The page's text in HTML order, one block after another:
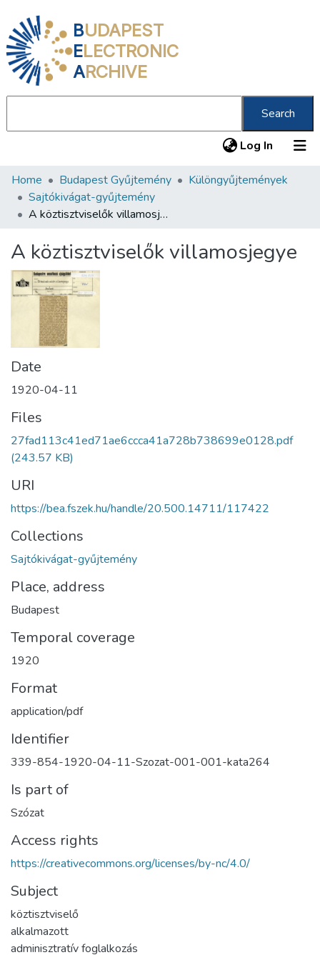
BUDAPEST
ELECTRONIC
ARCHIVE
Search
Log In (current)
Communities & Collections
All of DSpace
About us
Home Budapest Gyűjtemény
Különgyűjtemények
Sajtókivágat-gyűjtemény
A köztisztviselők villamosjegye
A köztisztviselők villamosjegye
Date
1920-04-11
Files
27fad113c41ed71ae6ccca41a728b738699e0128.pdf
(243.57 KB)
URI
https://bea.fszek.hu/handle/20.500.14711/117422
Collections
Sajtókivágat-gyűjtemény
Place, address
Budapest
Temporal coverage
1920
Format
application/pdf
Identifier
339-854-1920-04-11-Szozat-001-001-kata264
Is part of
Szózat
Access rights
https://creativecommons.org/licenses/by-nc/4.0/
Subject
köztisztviselő
alkalmazott
adminisztratív foglalkozás